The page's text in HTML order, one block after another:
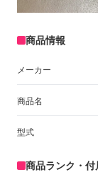
商品情報
メーカー
商品名
型式
商品ランク・